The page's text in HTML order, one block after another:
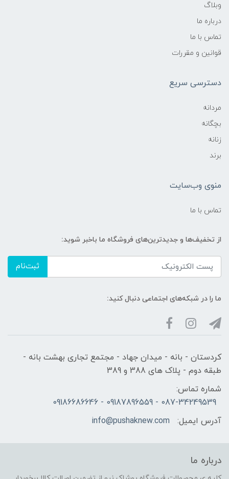
وبلاگ
درباره ما
تماس با ما
قوانین و مقررات
دسترسی سریع
مردانه
بچگانه
زنانه
برند
منوی وب‌سایت
تماس با ما
از تخفیف‌ها و جدیدترین‌های فروشگاه ما باخبر شوید:
ثبت‌نام
ما را در شبکه‌های اجتماعی دنبال کنید:
کردستان - بانه - میدان جهاد - مجتمع تجاری بهشت بانه -
طبقه دوم - پلاک های 388 و 389
شماره تماس:
087-34249539 - 09187896559 - 09186686646
آدرس ایمیل:
info@pushaknew.com
درباره ما